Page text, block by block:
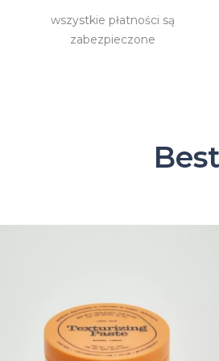
wszystkie płatności są
zabezpieczone